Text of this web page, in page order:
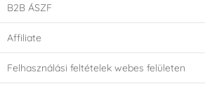
B2B ÁSZF
Affiliate
Felhasználási feltételek webes felületen